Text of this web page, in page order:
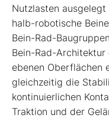
Nutzlasten
halb-robotische
Bein-Rad-
Bein-Rad-
ebenen Oberflächen
gleichzeitig die
kontinuierlichen
Traktion und der